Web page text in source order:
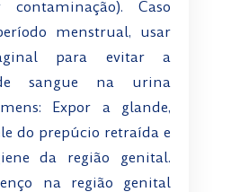
Caso
menstrual, usar
para evitar a
sangue na urina
Expor a glande,
do prepúcio retraída e
da região genital.
na região genital